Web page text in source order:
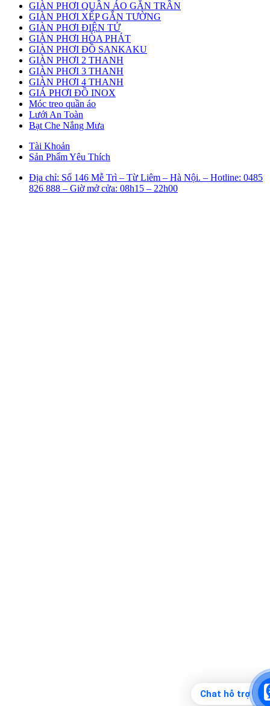
GIÀN PHƠI QUẦN ÁO GẮN TRẦN
GIÀN PHƠI XẾP GẮN TƯỜNG
GIÀN PHƠI ĐIỆN TỬ
GIÀN PHƠI HÒA PHÁT
GIÀN PHƠI ĐỒ SANKAKU
GIÀN PHƠI 2 THANH
GIÀN PHƠI 3 THANH
GIÀN PHƠI 4 THANH
GIÁ PHƠI ĐỒ INOX
Móc treo quần áo
Lưới An Toàn
Bạt Che Nắng Mưa
Tài Khoản
Sản Phẩm Yêu Thích
Địa chỉ: Số 146 Mễ Trì – Từ Liêm – Hà Nội. – Hotline: 0485
826 888 – Giờ mở cửa: 08h15 – 22h00
Chat hỗ trợ